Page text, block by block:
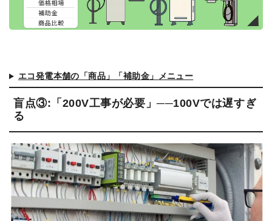
エコ発電本舗の「商品」「補助金」メニュー
盲点③:「200V工事が必要」──100Vでは遅すぎ
る